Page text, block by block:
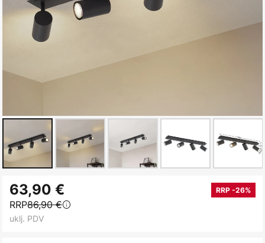
to
the
beginning
63,90 € RRP -26%
RRP86,90 €
uklj. PDV